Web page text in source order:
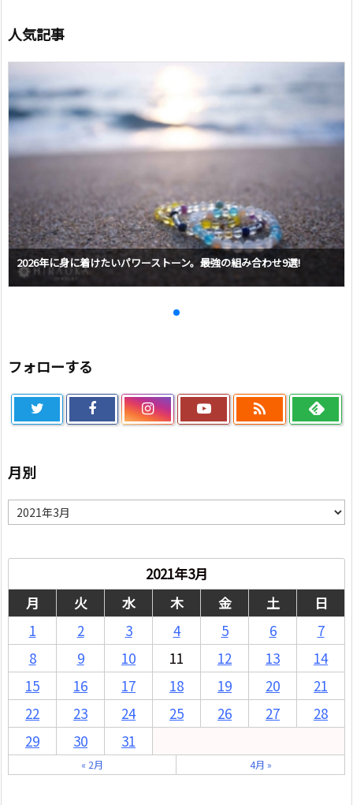
人気記事
2026年に身に着けたいパワーストーン。最強の組み合わせ9選!
フォローする

月別
月
別
2021年3月
月
火 水 木 金 土
日
1
2 3 4 5 6
7
8
9 10 11 12 13
14
15
16 17 18 19 20
21
22
23 24 25 26 27
28
29
30 31
« 2月 4月 »